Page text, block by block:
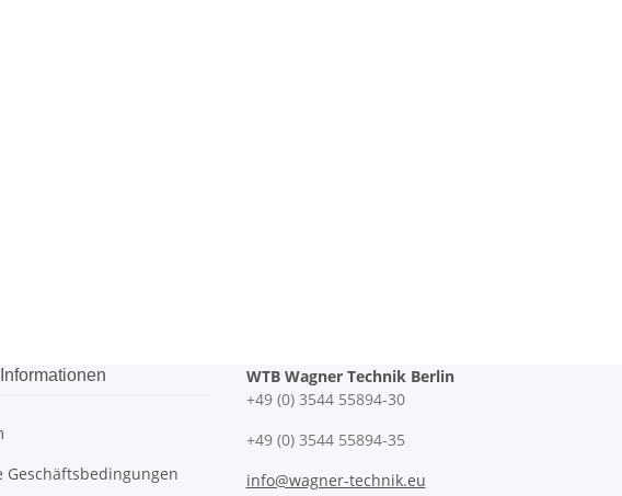
Geschäftsbedingungen
WTB Wagner Technik Berlin
+49 (0) 3544 55894-30
+49 (0) 3544 55894-35
info@wagner-technik.eu